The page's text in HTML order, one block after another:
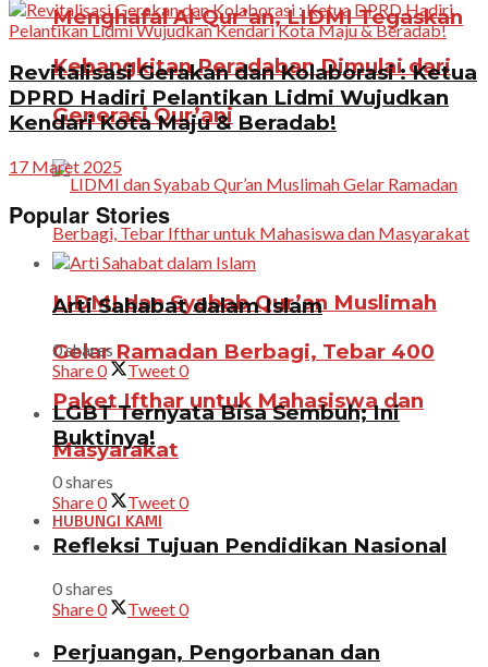
Menghafal Al-Qur’an, LIDMI Tegaskan
Kebangkitan Peradaban Dimulai dari
Generasi Qur’ani
LIDMI dan Syabab Qur’an Muslimah
Gelar Ramadan Berbagi, Tebar 400
Paket Ifthar untuk Mahasiswa dan
Masyarakat
HUBUNGI KAMI
Revitalisasi Gerakan dan Kolaborasi : Ketua
DPRD Hadiri Pelantikan Lidmi Wujudkan
Kendari Kota Maju & Beradab!
17 Maret 2025
Popular Stories
Arti Sahabat dalam Islam
0 shares
Share0 Tweet0
LGBT Ternyata Bisa Sembuh; Ini
Buktinya!
0 shares
Share0 Tweet0
Refleksi Tujuan Pendidikan Nasional
0 shares
Share0 Tweet0
Perjuangan, Pengorbanan dan